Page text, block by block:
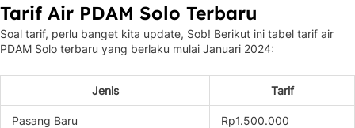
Tarif Air PDAM Solo Terbaru
Soal tarif, perlu banget kita update, Sob! Berikut ini tabel tarif air
PDAM Solo terbaru yang berlaku mulai Januari 2024:
Jenis Tarif
Pasang Baru Rp1.500.000